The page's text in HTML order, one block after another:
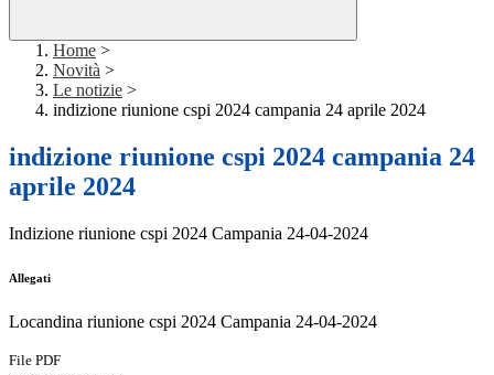
Home >
Novità >
Le notizie >
indizione riunione cspi 2024 campania 24 aprile 2024
indizione riunione cspi 2024 campania 24
aprile 2024
Indizione riunione cspi 2024 Campania 24-04-2024
Allegati
Locandina riunione cspi 2024 Campania 24-04-2024
File PDF